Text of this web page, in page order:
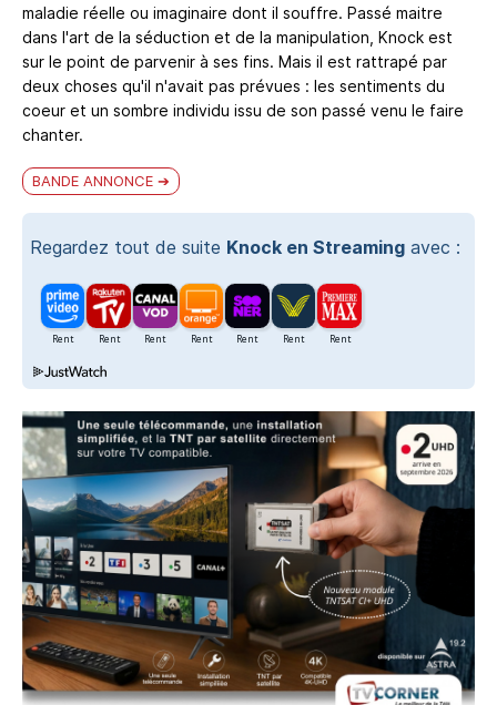
maladie réelle ou imaginaire dont il souffre. Passé maitre
dans l'art de la séduction et de la manipulation, Knock est
sur le point de parvenir à ses fins. Mais il est rattrapé par
deux choses qu'il n'avait pas prévues : les sentiments du
coeur et un sombre individu issu de son passé venu le faire
chanter.
BANDE ANNONCE
Regardez tout de suite Knock en Streaming avec :